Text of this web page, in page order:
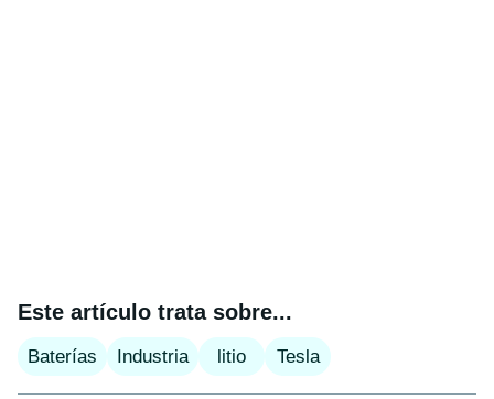
Este artículo trata sobre...
Baterías Industria litio Tesla